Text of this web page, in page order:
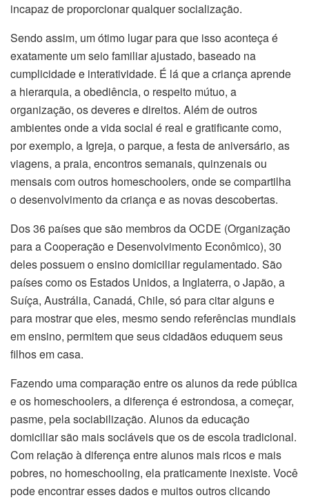
incapaz de proporcionar qualquer socialização.
Sendo assim, um ótimo lugar para que isso aconteça é
exatamente um seio familiar ajustado, baseado na
cumplicidade e interatividade. É lá que a criança aprende
a hierarquia, a obediência, o respeito mútuo, a
organização, os deveres e direitos. Além de outros
ambientes onde a vida social é real e gratificante como,
por exemplo, a Igreja, o parque, a festa de aniversário, as
viagens, a praia, encontros semanais, quinzenais ou
mensais com outros homeschoolers, onde se compartilha
o desenvolvimento da criança e as novas descobertas.
Dos 36 países que são membros da OCDE (Organização
para a Cooperação e Desenvolvimento Econômico), 30
deles possuem o ensino domiciliar regulamentado. São
países como os Estados Unidos, a Inglaterra, o Japão, a
Suíça, Austrália, Canadá, Chile, só para citar alguns e
para mostrar que eles, mesmo sendo referências mundiais
em ensino, permitem que seus cidadãos eduquem seus
filhos em casa.
Fazendo uma comparação entre os alunos da rede pública
e os homeschoolers, a diferença é estrondosa, a começar,
pasme, pela sociabilização. Alunos da educação
domiciliar são mais sociáveis que os de escola tradicional.
Com relação à diferença entre alunos mais ricos e mais
pobres, no homeschooling, ela praticamente inexiste. Você
pode encontrar esses dados e muitos outros clicando